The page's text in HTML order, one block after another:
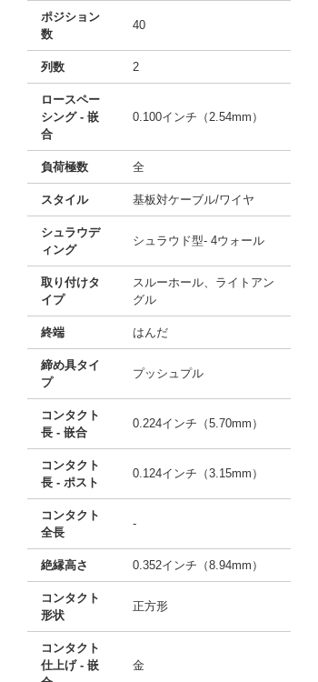
ポジション
数
40
列数 2
ロースペー
シング - 嵌
合
0.100インチ（2.54mm）
負荷極数 全
スタイル 基板対ケーブル/ワイヤ
シュラウデ
ィング
シュラウド型- 4ウォール
取り付けタ
イプ
スルーホール、ライトアン
グル
終端 はんだ
締め具タイ
プ
プッシュプル
コンタクト
長 - 嵌合
0.224インチ（5.70mm）
コンタクト
長 - ポスト
0.124インチ（3.15mm）
コンタクト
全長
-
絶縁高さ 0.352インチ（8.94mm）
コンタクト
形状
正方形
コンタクト
仕上げ - 嵌
金